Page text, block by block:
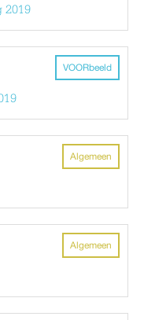
2019
VOORbeeld
Algemeen
Algemeen